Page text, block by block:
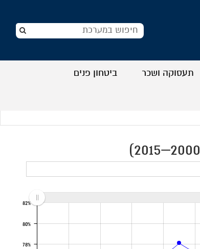
תעסוקה ושכר ביטחון פנים
78%
80%
82%